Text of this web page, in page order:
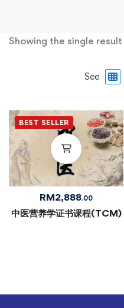
Showing the single result
See
BEST SELLER
RM2,888.00
中医营养学证书课程(TCM)